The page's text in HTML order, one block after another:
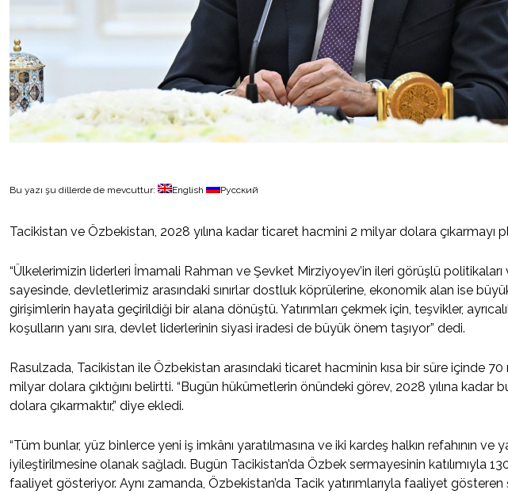
Bu yazı şu dillerde de mevcuttur: English Русский
Tacikistan ve Özbekistan, 2028 yılına kadar ticaret hacmini 2 milyar dolara çıkarmayı
“Ülkelerimizin liderleri İmamali Rahman ve Şevket Mirziyoyev’in ileri görüşlü politikaları
sayesinde, devletlerimiz arasındaki sınırlar dostluk köprülerine, ekonomik alan ise
girişimlerin hayata geçirildiği bir alana dönüştü. Yatırımları çekmek için, teşvikler,
koşulların yanı sıra, devlet liderlerinin siyasi iradesi de büyük önem taşıyor” dedi.
Rasulzada, Tacikistan ile Özbekistan arasındaki ticaret hacminin kısa bir süre içinde
milyar dolara çıktığını belirtti. “Bugün hükümetlerin önündeki görev, 2028 yılına kadar
dolara çıkarmaktır,” diye ekledi.
“Tüm bunlar, yüz binlerce yeni iş imkânı yaratılmasına ve iki kardeş halkın refahının ve
iyileştirilmesine olanak sağladı. Bugün Tacikistan’da Özbek sermayesinin katılımıyla
faaliyet gösteriyor. Aynı zamanda, Özbekistan’da Tacik yatırımlarıyla faaliyet gösteren